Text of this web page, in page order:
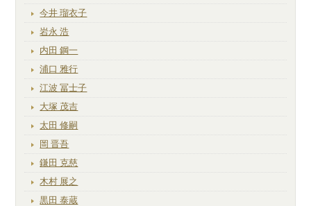
今井 瑠衣子
岩永 浩
内田 鋼一
浦口 雅行
江波 冨士子
大塚 茂吉
太田 修嗣
岡 晋吾
鎌田 克慈
木村 展之
黒田 泰蔵